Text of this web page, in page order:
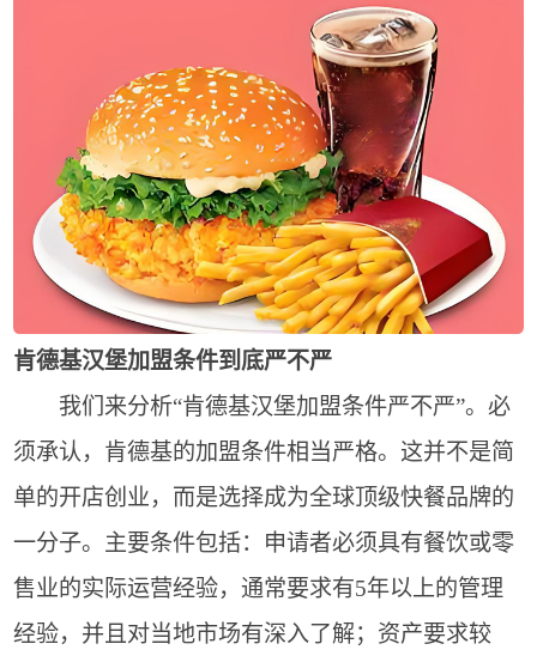
肯德基汉堡加盟条件到底严不严
我们来分析“肯德基汉堡加盟条件严不严”。必
须承认，肯德基的加盟条件相当严格。这并不是简
单的开店创业，而是选择成为全球顶级快餐品牌的
一分子。主要条件包括：申请者必须具有餐饮或零
售业的实际运营经验，通常要求有5年以上的管理
经验，并且对当地市场有深入了解；资产要求较